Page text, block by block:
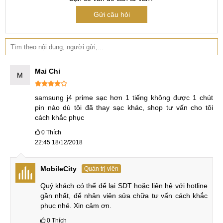
Tham khảo: Dịch vụthay màn hình Samsung J4 Plus
Gửi câu hỏi
M Mai Chi
samsung j4 prime sạc hơn 1 tiếng không được 1 chút
pin nào dù tôi đã thay sạc khác, shop tư vấn cho tôi
cách khắc phục
0 Thích
22:45 18/12/2018
MobileCity Quản trị viên
Quý khách có thể để lại SDT hoặc liên hệ với hotline
gần nhất, để nhân viên sửa chữa tư vấn cách khắc
phục nhé. Xin cảm ơn.
0 Thích